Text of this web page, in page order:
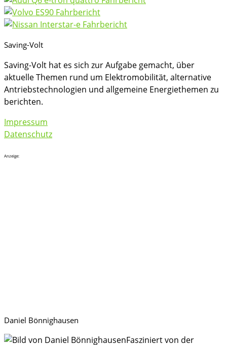
Saving-Volt
Saving-Volt hat es sich zur Aufgabe gemacht, über
aktuelle Themen rund um Elektromobilität, alternative
Antriebstechnologien und allgemeine Energiethemen zu
berichten.
Impressum
Datenschutz
Anzeige:
Daniel Bönnighausen
Fasziniert von der